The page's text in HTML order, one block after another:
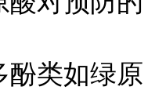
酚类如绿原